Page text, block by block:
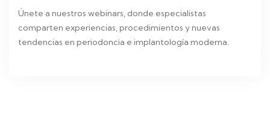
Únete a nuestros webinars, donde especialistas
comparten experiencias, procedimientos y nuevas
tendencias en periodoncia e implantología moderna.